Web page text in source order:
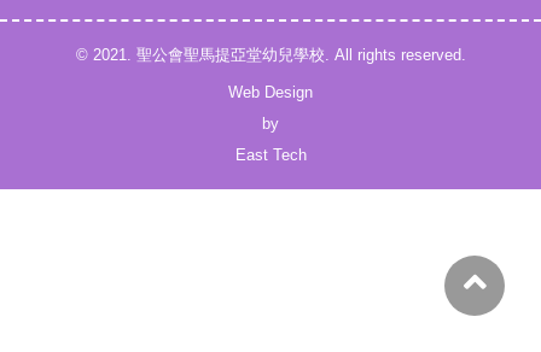
© 2021. 聖公會聖馬提亞堂幼兒學校. All rights reserved.
Web Design
by
East Tech